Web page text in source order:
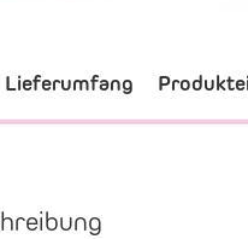
Lieferumfang